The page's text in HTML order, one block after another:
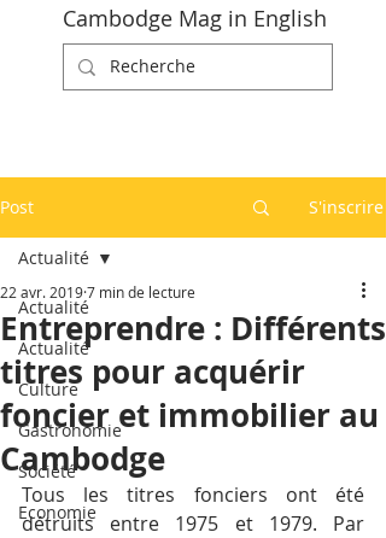
Cambodge Mag in English
Post S'inscrire
Actualité
Actualité
Culture
Gastronomie
Société
Economie
Actualité
Entreprendre : Différents
titres pour acquérir
foncier et immobilier au
Cambodge
22 avr. 20197 min de lecture
Tous les titres fonciers ont été
détruits entre 1975 et 1979. Par